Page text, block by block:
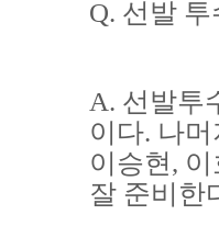
Q. 선발
A. 선발투
이다. 나
이승현,
잘 준비한